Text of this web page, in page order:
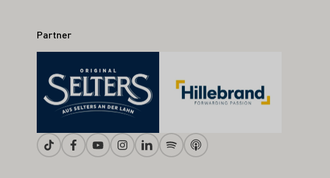
Partner
TiktokFacebookYoutubeInstagramLinkedinSpotifyApple